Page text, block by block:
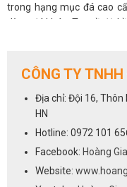
trong hạng mục đá cao
dòng đá khác. Tuy về độ
chịu tác động yếu tố bên
Đá marble mang đến vẻ
màu sắc kết hợp cùng với
mặt tiền thang máy luôn
nhìn nên vì vậy đá marble
công cắt ghép nếu đòi
CÔNG TY
Địa chỉ: Đội 16, Thôn
HN
Hotline: 0972 101
Facebook: Hoàng
Website: